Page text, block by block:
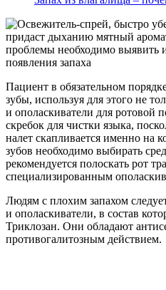
Пациент в обязательном
зубы, используя для этого не
и ополаскиватели для ротовой
скребок для чистки языка,
налет скапливается именно на
зубов необходимо выбирать
рекомендуется полоскать рот
специализированным
Людям с плохим запахом
и ополаскиватели, в состав
Триклозан. Они обладают
противогалитозным действием.